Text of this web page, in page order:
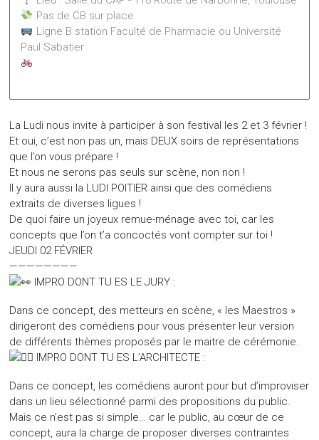
La Ludi nous invite à participer à son festival les 2 et 3 février !
Et oui, c’est non pas un, mais DEUX soirs de représentations
que l’on vous prépare !
Et nous ne serons pas seuls sur scène, non non !
Il y aura aussi la LUDI POITIER ainsi que des comédiens
extraits de diverses ligues !
De quoi faire un joyeux remue-ménage avec toi, car les
concepts que l’on t’a concoctés vont compter sur toi !
JEUDI 02 FÉVRIER
————————
IMPRO DONT TU ES LE JURY :
Dans ce concept, des metteurs en scène, « les Maestros »
dirigeront des comédiens pour vous présenter leur version
de différents thèmes proposés par le maitre de cérémonie.
IMPRO DONT TU ES L’ARCHITECTE :
Dans ce concept, les comédiens auront pour but d’improviser
dans un lieu sélectionné parmi des propositions du public.
Mais ce n’est pas si simple… car le public, au cœur de ce
concept, aura la charge de proposer diverses contraintes
Pas de CB sur place
Ligne B station Faculté de Pharmacie ou Université
Paul Sabatier
118 Route de Narbonne - Toulouse
Événements